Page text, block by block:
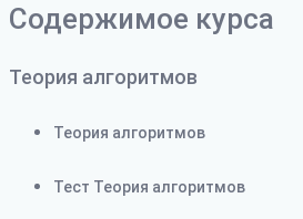
Содержимое курса
Теория алгоритмов
Теория алгоритмов
Тест Теория алгоритмов